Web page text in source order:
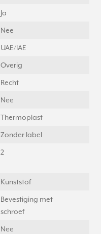
Ja
Nee
UAE/IAE
Overig
Recht
Nee
Thermoplast
Zonder label
2
Kunststof
Bevestiging met
schroef
Nee